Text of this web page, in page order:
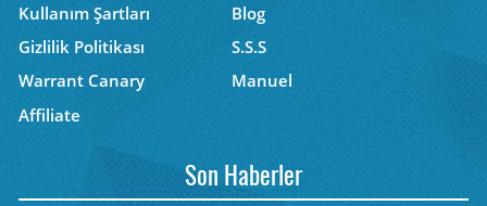
Kullanım Şartları
Blog
Gizlilik Politikası
S.S.S
Warrant Canary
Manuel
Affiliate
Son Haberler